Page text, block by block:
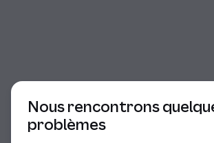
Nous rencontrons
problèmes